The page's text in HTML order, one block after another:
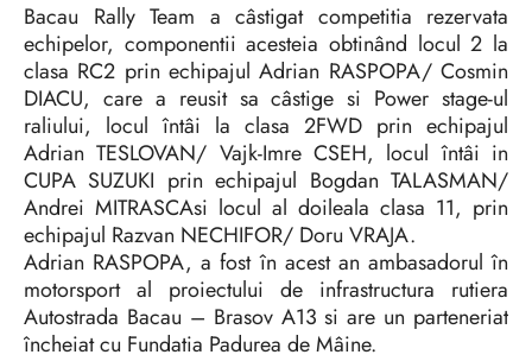
Bacau Rally Team a câstigat competitia rezervata
echipelor, componentii acesteia obtinând locul 2 la
clasa RC2 prin echipajul Adrian RASPOPA/ Cosmin
DIACU, care a reusit sa câstige si Power stage-ul
raliului, locul întâi la clasa 2FWD prin echipajul
Adrian TESLOVAN/ Vajk-Imre CSEH, locul întâi in
CUPA SUZUKI prin echipajul Bogdan TALASMAN/
Andrei MITRASCAsi locul al doileala clasa 11, prin
echipajul Razvan NECHIFOR/ Doru VRAJA.
Adrian RASPOPA, a fost în acest an ambasadorul în
motorsport al proiectului de infrastructura rutiera
Autostrada Bacau – Brasov A13 si are un parteneriat
încheiat cu Fundatia Padurea de Mâine.